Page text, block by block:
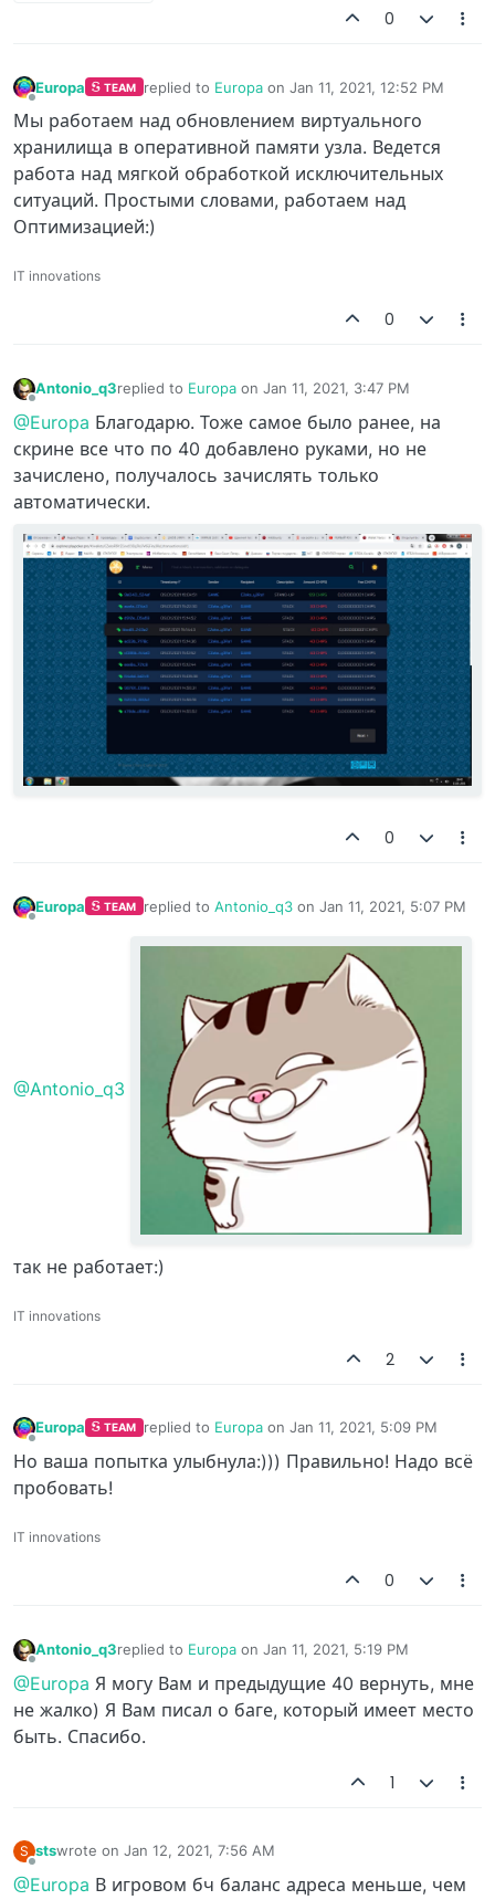
0
Europa TEAM replied to Europaon Jan 11, 2021, 12:52 PM
last edited by
Мы работаем над обновлением виртуального
хранилища в оперативной памяти узла. Ведется
работа над мягкой обработкой исключительных
ситуаций. Простыми словами, работаем над
Оптимизацией:)
IT innovations
0
Antonio_q3replied to Europa on Jan 11, 2021, 3:47 PM
last edited by
@Europa Благодарю. Тоже самое было ранее, на
скрине все что по 40 добавлено руками, но не
зачислено, получалось зачислять только
автоматически.
0
Europa TEAM replied to Antonio_q3on Jan 11, 2021, 5:07 PM
last edited by
@Antonio_q3
так не работает:)
IT innovations
2
Offline
Europa TEAM replied to Europaon Jan 11, 2021, 5:09 PM
last edited by
Но ваша попытка улыбнула:))) Правильно! Надо всё
пробовать!
IT innovations
0
Antonio_q3replied to Europa on Jan 11, 2021, 5:19 PM
last edited by
@Europa Я могу Вам и предыдущие 40 вернуть, мне
не жалко) Я Вам писал о баге, который имеет место
быть. Спасибо.
1
S
Offline
stswrote on Jan 12, 2021, 7:56 AM
last edited by
@Europa В игровом бч баланс адреса меньше, чем